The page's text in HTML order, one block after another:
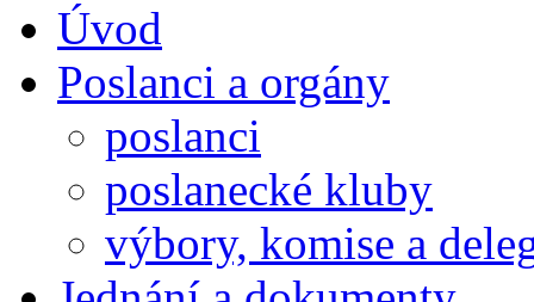
Úvod
Poslanci a orgány
poslanci
poslanecké kluby
výbory, komise a